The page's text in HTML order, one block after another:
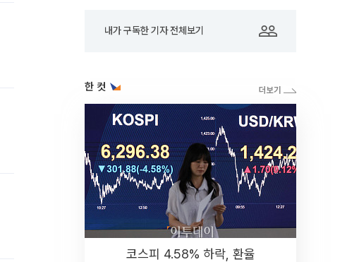
내가 구독한 기자 전체보기
한 컷
코스피 4.58% 하락, 환율